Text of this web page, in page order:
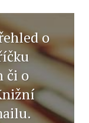
o
či o